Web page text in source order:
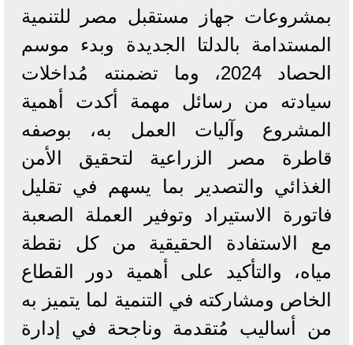
بمشروعات جهاز مستقبل مصر للتنمية
المستدامة بالدلتا الجديدة وبدء موسم
الحصاد 2024، وما تضمنته مُداخلات
سيادته من رسائل مهمة أكدت أهمية
المشروع وآليات العمل به، بوصفه
قاطرة مصر الزراعية لتحقيق الأمن
الغذائي والتصدير بما يسهم في تقليل
فاتورة الاستيراد وتوفير العملة الصعبة
مع الاستفادة الحقيقية من كل نقطة
مياه، والتأكيد على أهمية دور القطاع
الخاص ومشاركته في التنمية لما يتميز به
من أساليب مُتقدمة وناجحة في إدارة